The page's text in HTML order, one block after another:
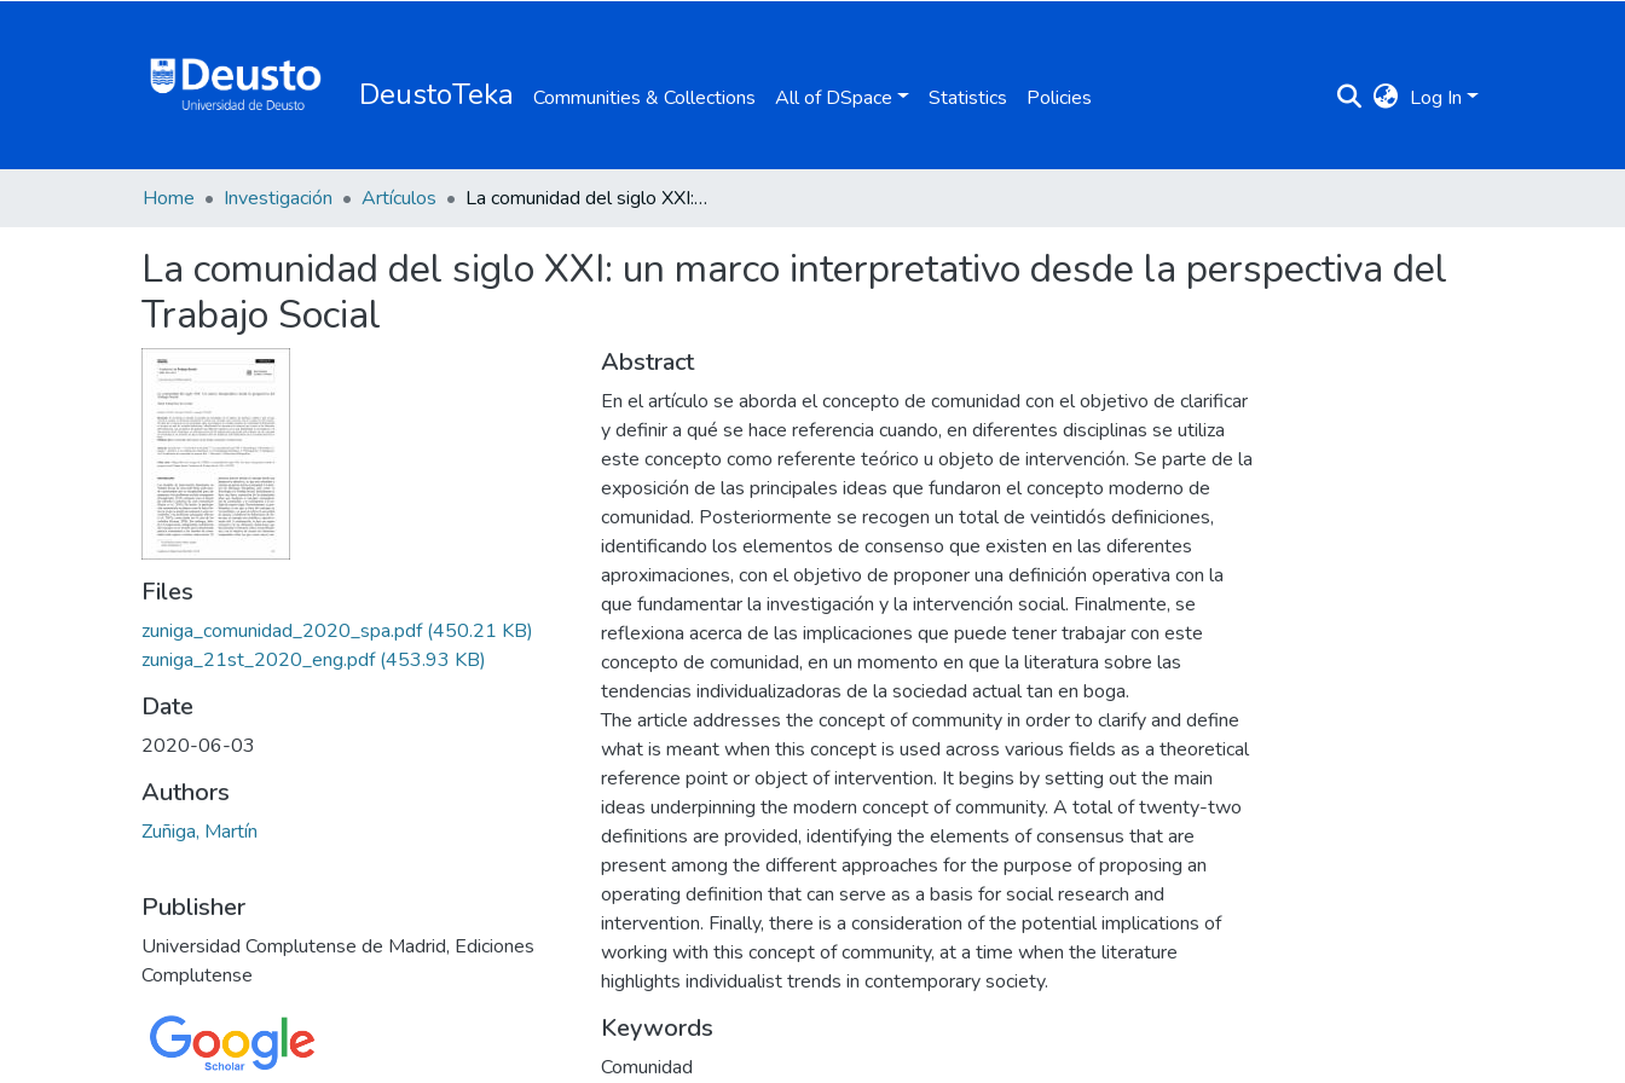
DeustoTeka Communities & Collections All of DSpace Statistics Policies Log In
Home Investigación Artículos La comunidad del siglo XXI: un marco interpretativo desde la perspectiva del Trabajo Social
La comunidad del siglo XXI: un marco interpretativo desde la perspectiva del
Trabajo Social
Files
zuniga_comunidad_2020_spa.pdf(450.21 KB)
zuniga_21st_2020_eng.pdf(453.93 KB)
Date
2020-06-03
Authors
Zuñiga, Martín
Publisher
Universidad Complutense de Madrid, Ediciones
Complutense
Abstract
En el artículo se aborda el concepto de comunidad con el objetivo de clarificar
y definir a qué se hace referencia cuando, en diferentes disciplinas se utiliza
este concepto como referente teórico u objeto de intervención. Se parte de la
exposición de las principales ideas que fundaron el concepto moderno de
comunidad. Posteriormente se recogen un total de veintidós definiciones,
identificando los elementos de consenso que existen en las diferentes
aproximaciones, con el objetivo de proponer una definición operativa con la
que fundamentar la investigación y la intervención social. Finalmente, se
reflexiona acerca de las implicaciones que puede tener trabajar con este
concepto de comunidad, en un momento en que la literatura sobre las
tendencias individualizadoras de la sociedad actual tan en boga.
The article addresses the concept of community in order to clarify and define
what is meant when this concept is used across various fields as a theoretical
reference point or object of intervention. It begins by setting out the main
ideas underpinning the modern concept of community. A total of twenty-two
definitions are provided, identifying the elements of consensus that are
present among the different approaches for the purpose of proposing an
operating definition that can serve as a basis for social research and
intervention. Finally, there is a consideration of the potential implications of
working with this concept of community, at a time when the literature
highlights individualist trends in contemporary society.
Keywords
Comunidad